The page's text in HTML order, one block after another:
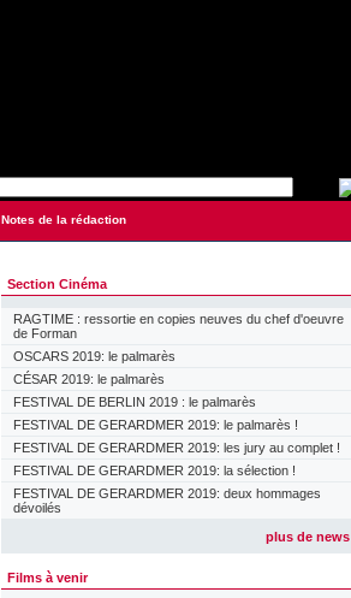
Notes de la rédaction
Section Cinéma
RAGTIME : ressortie en copies neuves du chef d'oeuvre
de Forman
OSCARS 2019: le palmarès
CÉSAR 2019: le palmarès
FESTIVAL DE BERLIN 2019 : le palmarès
FESTIVAL DE GERARDMER 2019: le palmarès !
FESTIVAL DE GERARDMER 2019: les jury au complet !
FESTIVAL DE GERARDMER 2019: la sélection !
FESTIVAL DE GERARDMER 2019: deux hommages
dévoilés
plus de news
Films à venir